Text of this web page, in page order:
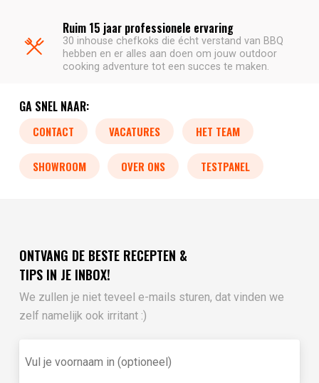
Ruim 15 jaar professionele ervaring
30 inhouse chefkoks die écht verstand van BBQ
hebben en er alles aan doen om jouw outdoor
cooking adventure tot een succes te maken.
GA SNEL NAAR:
CONTACT VACATURES HET TEAM
SHOWROOM OVER ONS TESTPANEL
ONTVANG DE BESTE RECEPTEN &
TIPS IN JE INBOX!
We zullen je niet teveel e-mails sturen, dat vinden we
zelf namelijk ook irritant :)
je